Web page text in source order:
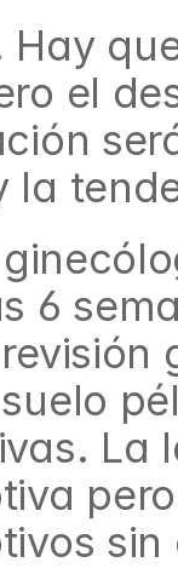
Hay
el
la
6
La